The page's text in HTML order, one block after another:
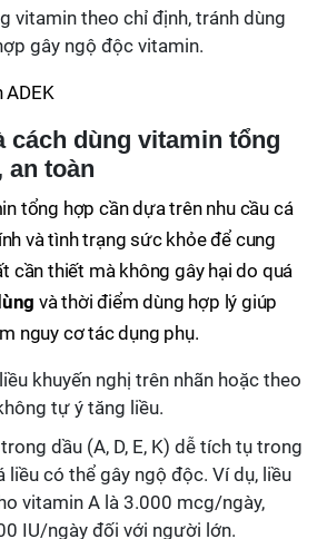
vitamin theo chỉ định, tránh dùng
gây ngộ độc vitamin.
ADEK
cách dùng vitamin tổng
an toàn
tổng hợp cần dựa trên nhu cầu cá
và tình trạng sức khỏe để cung
cần thiết mà không gây hại do quá
và thời điểm dùng hợp lý giúp
nguy cơ tác dụng phụ.
khuyến nghị trên nhãn hoặc theo
tự ý tăng liều.
dầu (A, D, E, K) dễ tích tụ trong
liều có thể gây ngộ độc. Ví dụ, liều
vitamin A là 3.000 mcg/ngày,
IU/ngày đối với người lớn.